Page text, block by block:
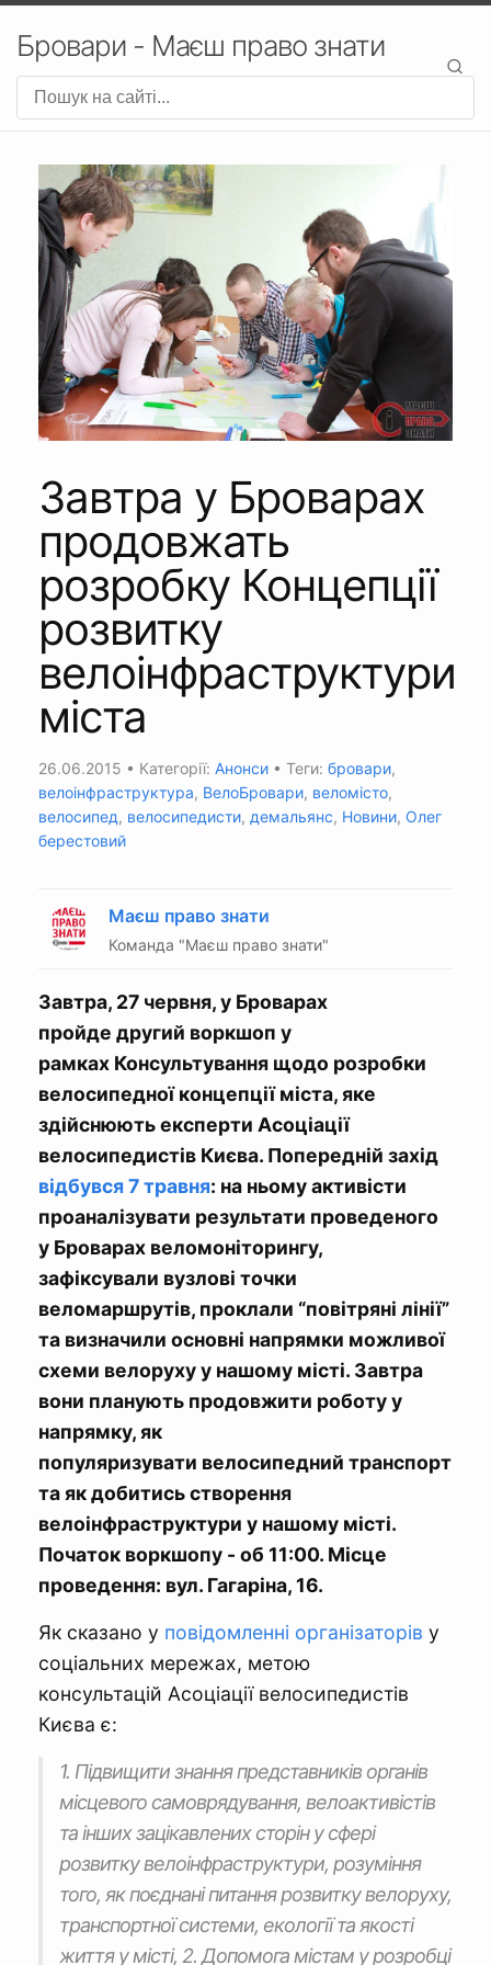
Бровари - Маєш право знати
Завтра у Броварах
продовжать
розробку Концепції
розвитку
велоінфраструктури
міста
26.06.2015 • Категорії: Анонси • Теги: бровари,
велоінфраструктура, ВелоБровари, веломісто,
велосипед, велосипедисти, демальянс, Новини, Олег
берестовий
Маєш право знати
Команда "Маєш право знати"
Завтра, 27 червня, у Броварах
пройде другий воркшоп у
рамках Консультування щодо розробки
велосипедної концепції міста, яке
здійснюють експерти Асоціації
велосипедистів Києва. Попередній захід
відбувся 7 травня: на ньому активісти
проаналізувати результати проведеного
у Броварах веломоніторингу,
зафіксували вузлові точки
веломаршрутів, проклали “повітряні лінії”
та визначили основні напрямки можливої
схеми велоруху у нашому місті. Завтра
вони планують продовжити роботу у
напрямку, як
популяризувати велосипедний транспорт
та як добитись створення
велоінфраструктури у нашому місті.
Початок воркшопу - об 11:00. Місце
проведення: вул. Гагаріна, 16.
Як сказано у повідомленні організаторів у
соціальних мережах, метою
консультацій Асоціації велосипедистів
Києва є:
1. Підвищити знання представників органів
місцевого самоврядування, велоактивістів
та інших зацікавлених сторін у сфері
розвитку велоінфраструктури, розуміння
того, як поєднані питання розвитку велоруху,
транспортної системи, екології та якості
життя у місті, 2. Допомога містам у розробці